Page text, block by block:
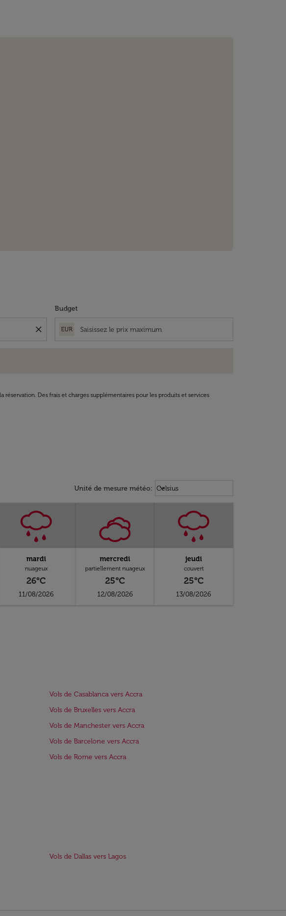
close
Budget
EUR
Des frais et charges supplémentaires pour les produits et services
Unité de mesure météo: Weather unit option Celsius
Celsius
keyboard_arrow_down
mardi
nuageux
26°C
11/08/2026
mercredi
partiellement nuageux
25°C
12/08/2026
jeudi
couvert
25°C
13/08/2026
Vols de Casablanca vers Accra
Vols de Bruxelles vers Accra
Vols de Manchester vers Accra
Vols de Barcelone vers Accra
Vols de Rome vers Accra
Vols de Dallas vers Lagos